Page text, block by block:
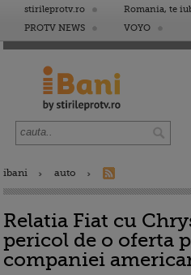
stirileprotv.ro Romania, te
PROTV NEWS
VOYO
ibani auto
Relatia Fiat cu
pericol de o oferta
companiei